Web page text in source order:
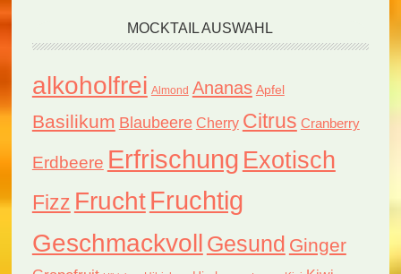
MOCKTAIL AUSWAHL
alkoholfrei Almond Ananas Apfel
Basilikum Blaubeere Cherry Citrus Cranberry
Erdbeere Erfrischung Exotisch
Fizz FruchtFruchtig
Geschmackvoll Gesund Ginger